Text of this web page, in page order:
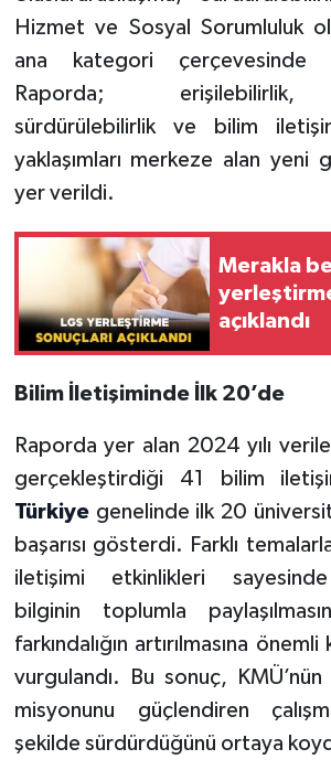
Hizmet ve Sosyal Sorumluluk
ana kategori çerçevesinde
Raporda; erişilebilirlik,
sürdürülebilirlik ve bilim
yaklaşımları merkeze alan yeni
yer verildi.
Merakla
açıklandı
Bilim İletişiminde İlk 20’de
Raporda yer alan 2024 yılı
gerçekleştirdiği 41 bilim
Türkiyegenelinde ilk 20
başarısı gösterdi. Farklı
iletişimi etkinlikleri
bilginin toplumla
farkındalığın artırılmasına
vurgulandı. Bu sonuç,
misyonunu güçlendiren
şekilde sürdürdüğünü ortaya